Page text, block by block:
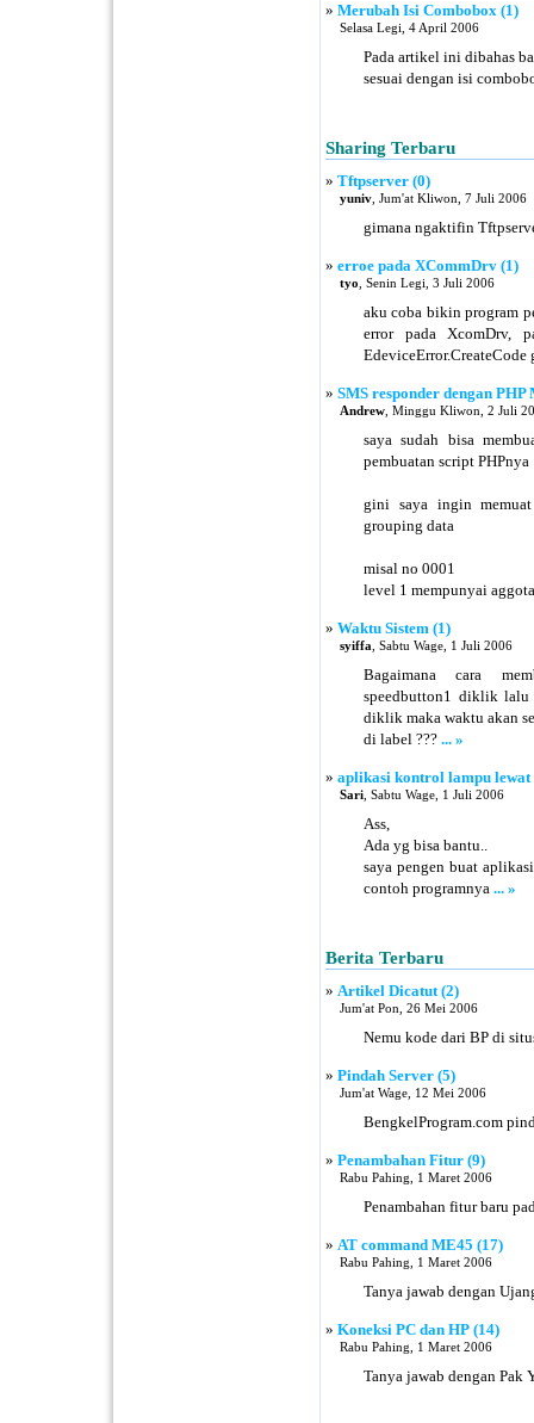
» Merubah Isi Combobox (1)
Selasa Legi, 4 April 2006
Pada artikel ini dibahas
sesuai dengan isi
Sharing Terbaru
» Tftpserver (0)
yuniv , Jum'at Kliwon, 7 Juli 2006
gimana ngaktifin
» erroe pada XCommDrv (1)
tyo , Senin Legi, 3 Juli 2006
aku coba bikin program
error pada XcomDrv,
» SMS responder dengan PHP
Andrew , Minggu Kliwon, 2 Juli
saya sudah bisa
pembuatan script PHPnya
gini saya ingin
grouping data
misal no 0001
level 1 mempunyai
» Waktu Sistem (1)
syiffa , Sabtu Wage, 1 Juli 2006
Bagaimana cara
speedbutton1 diklik lalu
diklik maka waktu akan
di label ??? ... »
» aplikasi kontrol lampu lewat
Sari , Sabtu Wage, 1 Juli 2006
Ass,
Ada yg bisa bantu..
saya pengen buat
contoh programnya ... »
Berita Terbaru
» Artikel Dicatut (2)
Jum'at Pon, 26 Mei 2006
Nemu kode dari BP di
» Pindah Server (5)
Jum'at Wage, 12 Mei 2006
BengkelProgram.com
» Penambahan Fitur (9)
Rabu Pahing, 1 Maret 2006
Penambahan fitur baru
» AT command ME45 (17)
Rabu Pahing, 1 Maret 2006
Tanya jawab dengan
» Koneksi PC dan HP (14)
Rabu Pahing, 1 Maret 2006
Tanya jawab dengan Pak